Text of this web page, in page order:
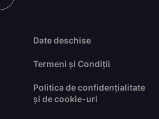
Date deschise
Termeni și Condiții
Politica de confidențialitate
și de cookie-uri